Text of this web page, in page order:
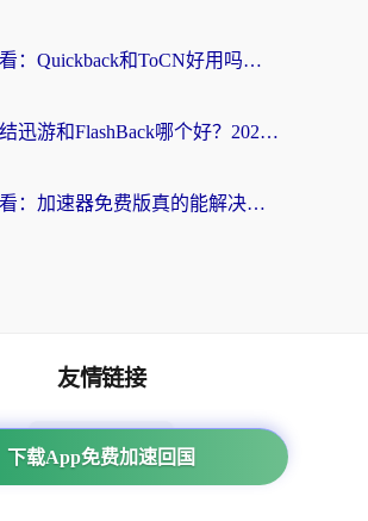
海外党必看：Quickback和ToCN好用吗？3分钟选对回国加速器的实用指南
海外党纠结迅游和FlashBack哪个好？2026实用指南教你选对回国加速器
海外党必看：加速器免费版真的能解决回国访问难题吗？附实用选择指南
下载App免费加速回国
友情链接
番茄加速器